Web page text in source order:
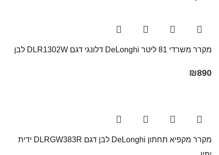
מקרר משרדי 81 ליטר DeLonghi דלונגי דגם DLR1302W לבן
₪890
מקרר מקפיא תחתון DeLonghi לבן דגם DLRGW383R ידית